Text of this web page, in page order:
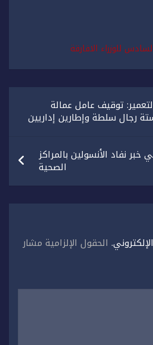
للوزراء الافارقة
توقيف عامل عمالة
رجال سلطة وإطارين إداريين
خبر نفاد الأنسولين بالمراكز
الصحية
الحقول الإلزامية مشار